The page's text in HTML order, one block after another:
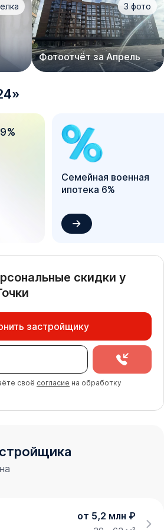
3 фото
Фотоотчёт за Апрель
»
Семейная военная
ипотека 6%
скидки у
застройщику
своё согласие на обработку
от 5,2 млн ₽